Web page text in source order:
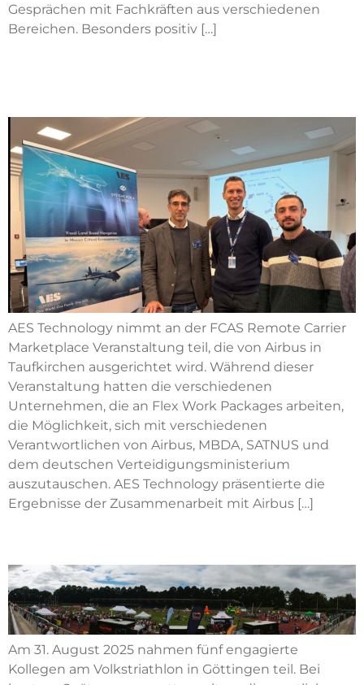
Gesprächen mit Fachkräften aus verschiedenen
Bereichen. Besonders positiv […]
AES Technology nimmt an der FCAS Remote Carrier
Marketplace Veranstaltung teil, die von Airbus in
Taufkirchen ausgerichtet wird. Während dieser
Veranstaltung hatten die verschiedenen
Unternehmen, die an Flex Work Packages arbeiten,
die Möglichkeit, sich mit verschiedenen
Verantwortlichen von Airbus, MBDA, SATNUS und
dem deutschen Verteidigungsministerium
auszutauschen. AES Technology präsentierte die
Ergebnisse der Zusammenarbeit mit Airbus […]
Am 31. August 2025 nahmen fünf engagierte
Kollegen am Volkstriathlon in Göttingen teil. Bei